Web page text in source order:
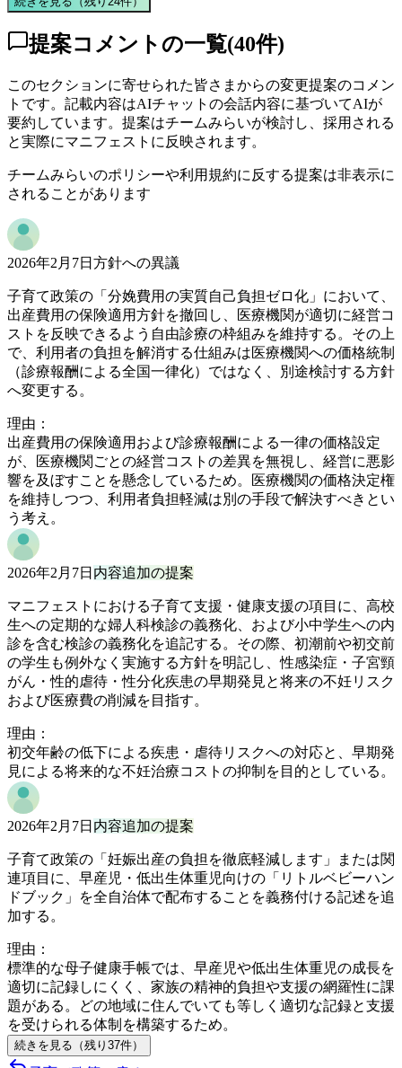
提案コメントの一覧(40件)
このセクションに寄せられた皆さまからの変更提案のコメン
トです。記載内容はAIチャットの会話内容に基づいてAIが
要約しています。提案はチームみらいが検討し、採用される
と実際にマニフェストに反映されます。
チームみらいのポリシーや利用規約に反する提案は非表示に
されることがあります
2026年2月7日 方針への異議
子育て政策の「分娩費用の実質自己負担ゼロ化」において、
出産費用の保険適用方針を撤回し、医療機関が適切に経営コ
ストを反映できるよう自由診療の枠組みを維持する。その上
で、利用者の負担を解消する仕組みは医療機関への価格統制
（診療報酬による全国一律化）ではなく、別途検討する方針
へ変更する。
理由：
出産費用の保険適用および診療報酬による一律の価格設定
が、医療機関ごとの経営コストの差異を無視し、経営に悪影
響を及ぼすことを懸念しているため。医療機関の価格決定権
を維持しつつ、利用者負担軽減は別の手段で解決すべきとい
う考え。
2026年2月7日 内容追加の提案
マニフェストにおける子育て支援・健康支援の項目に、高校
生への定期的な婦人科検診の義務化、および小中学生への内
診を含む検診の義務化を追記する。その際、初潮前や初交前
の学生も例外なく実施する方針を明記し、性感染症・子宮頸
がん・性的虐待・性分化疾患の早期発見と将来の不妊リスク
および医療費の削減を目指す。
理由：
初交年齢の低下による疾患・虐待リスクへの対応と、早期発
見による将来的な不妊治療コストの抑制を目的としている。
2026年2月7日 内容追加の提案
子育て政策の「妊娠出産の負担を徹底軽減します」または関
連項目に、早産児・低出生体重児向けの「リトルベビーハン
ドブック」を全自治体で配布することを義務付ける記述を追
加する。
理由：
標準的な母子健康手帳では、早産児や低出生体重児の成長を
適切に記録しにくく、家族の精神的負担や支援の網羅性に課
題がある。どの地域に住んでいても等しく適切な記録と支援
を受けられる体制を構築するため。
続きを見る（残り 37件）